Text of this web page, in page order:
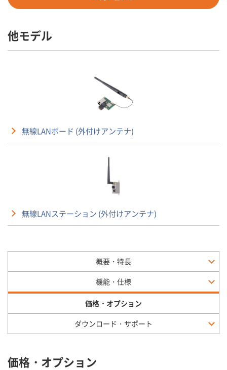
他モデル
無線LANボード (外付けアンテナ)
無線LANステーション (外付けアンテナ)
概要・特長
機能・仕様
価格・オプション
ダウンロード・サポート
価格・オプション